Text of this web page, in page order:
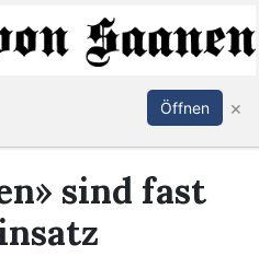
Anmelden
sind fast
Öffnen ×